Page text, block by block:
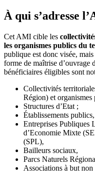
À qui s’adresse
Cet AMI cible les
les organismes publics du
publique est donc visée,
forme de maîtrise d’ouvrage
bénéficiaires éligibles sont
Collectivités
Région) et organismes
Structures d’Etat ;
Établissements publics,
Entreprises Publiques
d’Economie Mixte
(SPL),
Bailleurs sociaux,
Parcs Naturels
Associations à but